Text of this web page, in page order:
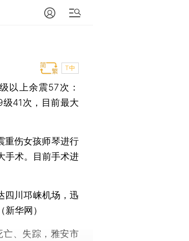
T中
上余震57次：
41次，目前最大
伤女孩师琴进行
手术。目前手术进
川邛崃机场，迅
华网）
、失踪，雅安市